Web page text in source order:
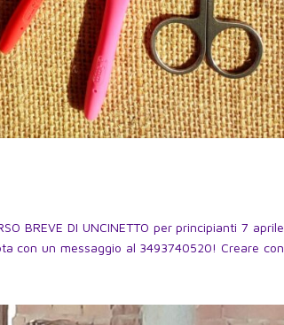
BREVE DI UNCINETTO per principianti 7 aprile
con un messaggio al 3493740520! Creare con